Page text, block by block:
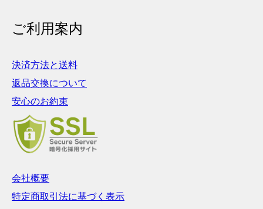
ご利用案内
決済方法と送料
返品交換について
安心のお約束
会社概要
特定商取引法に基づく表示